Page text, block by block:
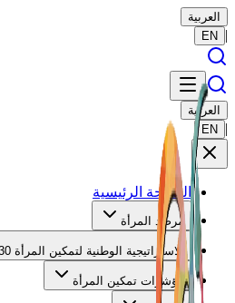
العربية
|
EN
العربية
|
EN
الصفحة الرئيسية
مرصد المرأة
الاستراتيجية الوطنية لتمكين المرأة 2030
مؤشرات تمكين المرأة